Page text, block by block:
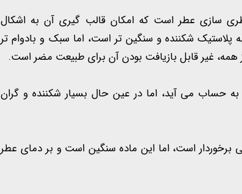
سازی عطر است که امکان قالب گیری آن به اشکال
شکننده و سنگین تر است، اما سبک و بادوام تر
غیر قابل بازیافت بودن آن برای طبیعت مضر است.
حساب می آید، اما در عین حال بسیار شکننده و گران
برخوردار است، اما این ماده سنگین است و بر دمای عطر